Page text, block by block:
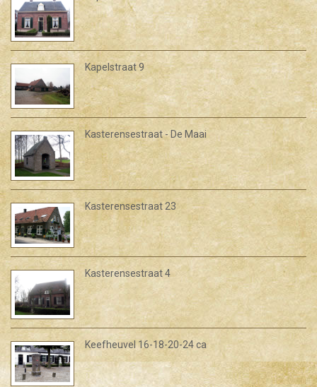
Kapelstraat 9
Kasterensestraat - De Maai
Kasterensestraat 23
Kasterensestraat 4
Keefheuvel 16-18-20-24 ca